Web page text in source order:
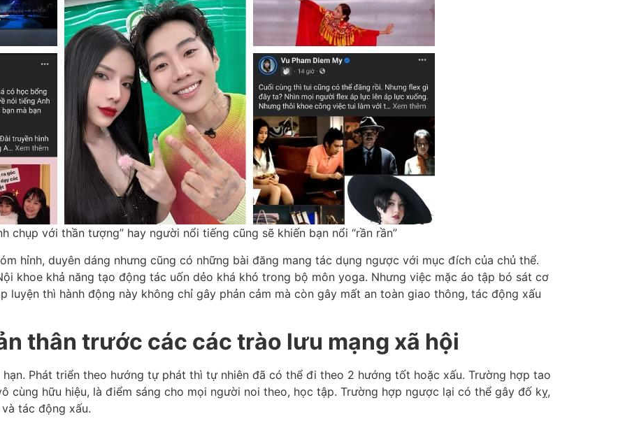
chụp với thần tượng” hay người nổi tiếng cũng sẽ khiến bạn nổi “rần rần”
hỉnh, duyên dáng nhưng cũng có những bài đăng mang tác dụng ngược với mục đích của chủ thể.
khoe khả năng tạo động tác uốn dẻo khá khó trong bộ môn yoga. Nhưng việc mặc áo tập bó sát cơ
thì hành động này không chỉ gây phản cảm mà còn gây mất an toàn giao thông, tác động xấu
thân trước các các trào lưu mạng xã hội
Phát triển theo hướng tự phát thì tự nhiên đã có thể đi theo 2 hướng tốt hoặc xấu. Trường hợp tao
cùng hữu hiệu, là điểm sáng cho mọi người noi theo, học tập. Trường hợp ngược lại có thể gây đố kỵ,
tác động xấu.